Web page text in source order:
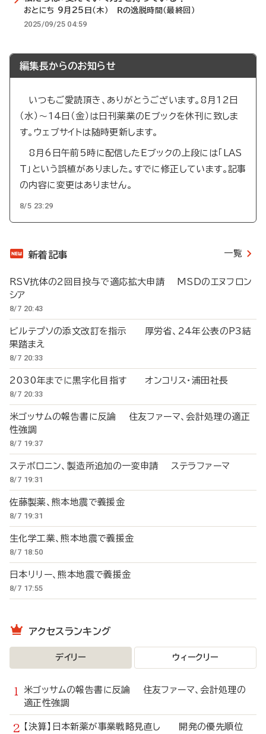
おとにち 9月25日（木） Ｒの逸脱時間（最終回）
2025/09/25 04:59
編集長からのお知らせ
いつもご愛読頂き、ありがとうございます。8月12日
（水）～14日（金）は日刊薬業のEブックを休刊に致しま
す。ウェブサイトは随時更新します。
8月6日午前5時に配信したEブックの上段には「LAS
T」という誤植がありました。すでに修正しています。記事
の内容に変更はありません。
8/5 23:29
新着記事 一覧
RSV抗体の2回目投与で適応拡大申請 MSDのエヌフロン
シア
8/7 20:43
ビルテプソの添文改訂を指示 厚労省、24年公表のP3結
果踏まえ
8/7 20:33
2030年までに黒字化目指す オンコリス・浦田社長
8/7 20:33
米ゴッサムの報告書に反論 住友ファーマ、会計処理の適正
性強調
8/7 19:37
ステボロニン、製造所追加の一変申請 ステラファーマ
8/7 19:31
佐藤製薬、熊本地震で義援金
8/7 19:31
生化学工業、熊本地震で義援金
8/7 18:50
日本リリー、熊本地震で義援金
8/7 17:55
アクセスランキング
デイリー ウィークリー
米ゴッサムの報告書に反論 住友ファーマ、会計処理の
適正性強調
【決算】日本新薬が事業戦略見直し 開発の優先順位